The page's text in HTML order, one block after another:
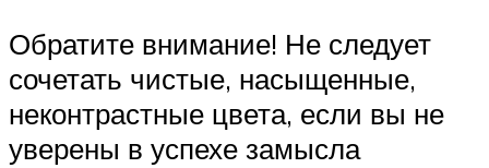
Обратите внимание! Не следует
сочетать чистые, насыщенные,
неконтрастные цвета, если вы не
уверены в успехе замысла